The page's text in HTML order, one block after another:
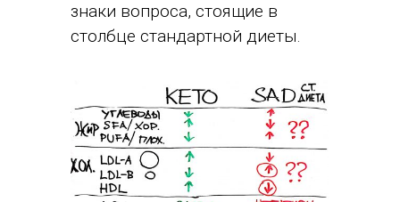
знаки вопроса, стоящие в
столбце стандартной диеты.